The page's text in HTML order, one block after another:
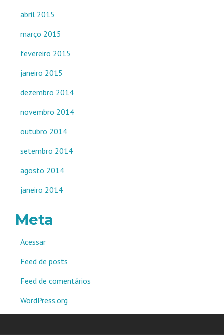
abril 2015
março 2015
fevereiro 2015
janeiro 2015
dezembro 2014
novembro 2014
outubro 2014
setembro 2014
agosto 2014
janeiro 2014
Meta
Acessar
Feed de posts
Feed de comentários
WordPress.org